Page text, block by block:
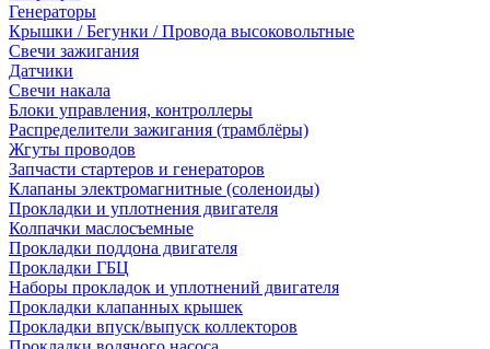
Генераторы
Крышки / Бегунки / Провода высоковольтные
Свечи зажигания
Датчики
Свечи накала
Блоки управления, контроллеры
Распределители зажигания (трамблёры)
Жгуты проводов
Запчасти стартеров и генераторов
Клапаны электромагнитные (соленоиды)
Прокладки и уплотнения двигателя
Колпачки маслосъемные
Прокладки поддона двигателя
Прокладки ГБЦ
Наборы прокладок и уплотнений двигателя
Прокладки клапанных крышек
Прокладки впуск/выпуск коллекторов